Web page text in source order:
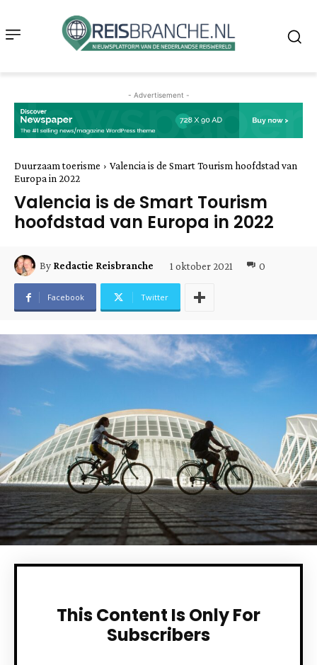
- Advertisement -
Duurzaam toerisme
Valencia is de Smart Tourism hoofdstad van
Europa in 2022
Valencia is de Smart Tourism
hoofdstad van Europa in 2022
By Redactie Reisbranche 1 oktober 2021 0
Facebook Twitter
This Content Is Only For
Subscribers